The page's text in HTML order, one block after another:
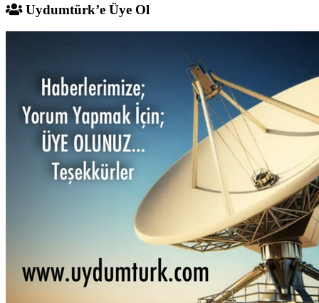
Uydumtürk’e Üye Ol